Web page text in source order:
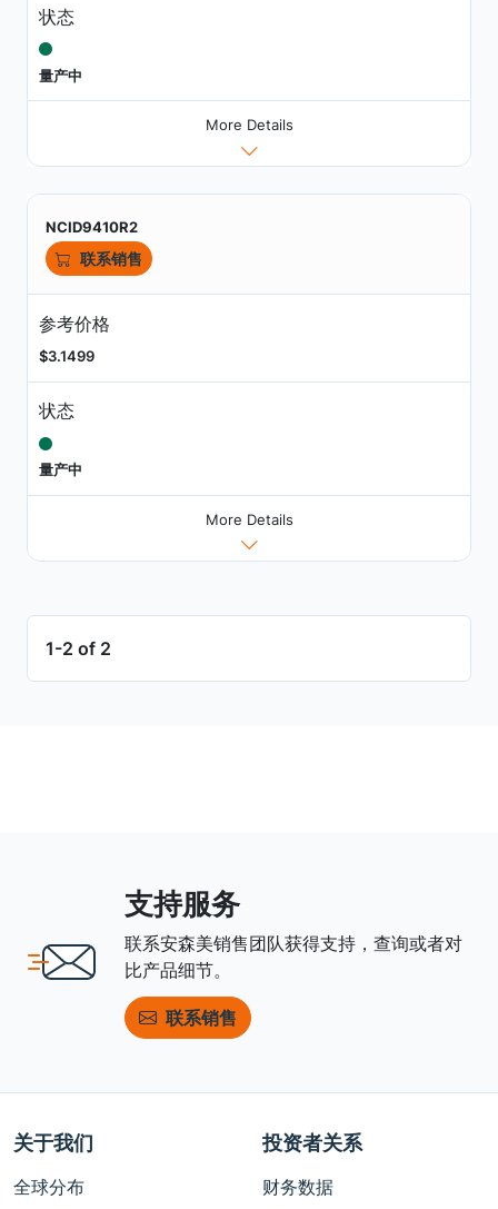
状态
量产中
More Details
NCID9410R2
联系销售
参考价格
$3.1499
状态
量产中
More Details
1-2 of 2
支持服务
联系安森美销售团队获得支持，查询或者对
比产品细节。
联系销售
关于我们
全球分布
投资者关系
财务数据